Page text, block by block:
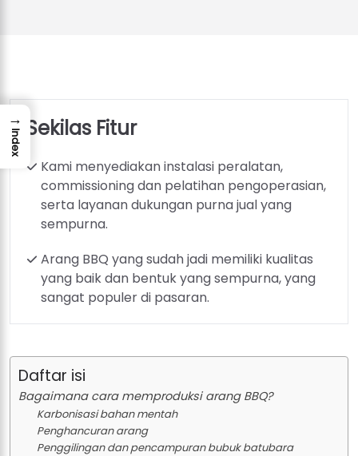
Sekilas Fitur
Kami menyediakan instalasi peralatan,
commissioning dan pelatihan pengoperasian,
serta layanan dukungan purna jual yang
sempurna.
Arang BBQ yang sudah jadi memiliki kualitas
yang baik dan bentuk yang sempurna, yang
sangat populer di pasaran.
Daftar isi
Bagaimana cara memproduksi arang BBQ?
Karbonisasi bahan mentah
Penghancuran arang
Penggilingan dan pencampuran bubuk batubara
→
Index